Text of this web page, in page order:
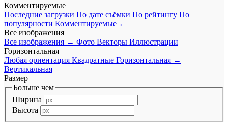
Комментируемые
Последние загрузки По дате съёмки По рейтингу По
популярности Комментируемые ←
Все изображения
Все изображения ← Фото Векторы Иллюстрации
Горизонтальная
Любая ориентация Квадратные Горизонтальная ←
Вертикальная
Размер
Больше чем
Ширина
Высота